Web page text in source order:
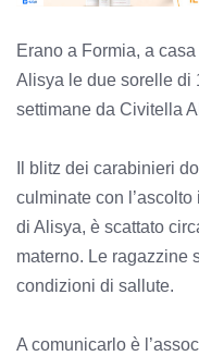
Erano a Formia, a
Alisya le due sorelle di
settimane da Civitella
Il blitz dei carabinieri
culminate con
di Alisya, è scattato
materno. Le ragazzine
condizioni di sallute.
A comunicarlo è